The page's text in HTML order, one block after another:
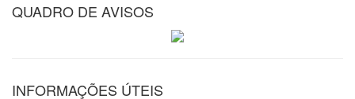
QUADRO DE AVISOS
INFORMAÇÕES ÚTEIS